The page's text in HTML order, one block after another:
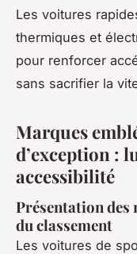
Les voitures
thermiques et
pour renforcer
sans sacrifier la
Marques
d’exception :
accessibilité
Présentation des
du classement
Les voitures de